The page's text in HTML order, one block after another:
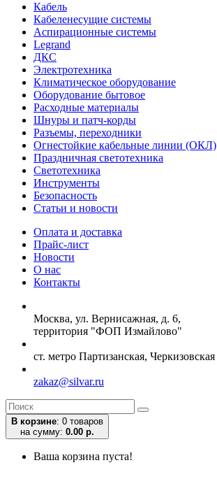
Кабель
Кабеленесущие системы
Аспирационные системы
Legrand
ДКС
Электротехника
Климатическое оборудование
Оборудование бытовое
Расходные материалы
Шнуры и патч-корды
Разъемы, переходники
Огнестойкие кабельные линии (ОКЛ)
Праздничная светотехника
Светотехника
Инструменты
Безопасность
Статьи и новости
Оплата и доставка
Прайс-лист
Новости
О нас
Контакты
Москва, ул. Вернисажная, д. 6,
территория "ФОП Измайлово"
ст. метро Партизанская, Черкизовская
zakaz@silvar.ru
В корзине: 0 товаров
на сумму: 0.00 р.
Ваша корзина пуста!